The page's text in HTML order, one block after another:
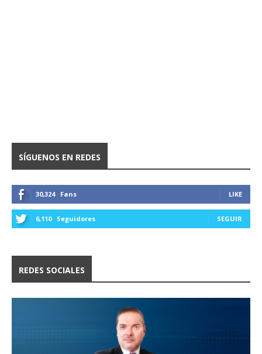
SÍGUENOS EN REDES
30,324 Fans LIKE
6,110 Seguidores SEGUIR
REDES SOCIALES